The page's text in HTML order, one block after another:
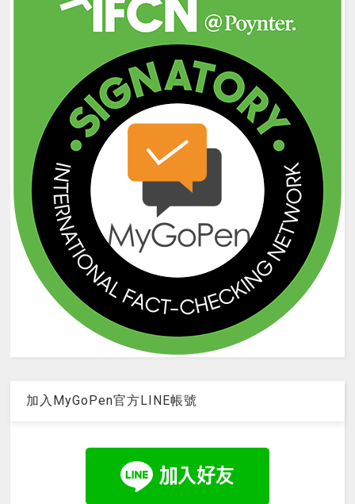
加入MyGoPen官方LINE帳號